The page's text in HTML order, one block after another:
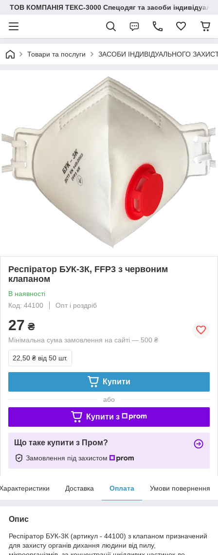
ТОВ КОМПАНІЯ ТЕКС-3000 Спецодяг та засоби
Товари та послуги ЗАСОБИ ІНДИВІДУАЛЬНОГО
Респіратор БУК-3К, FFP3 з червоним
клапаном
В наявності
Код: 44100
Опт і роздріб
27 ₴
Мінімальна сума замовлення на сайті — 500 ₴
22,50 ₴ від 50 шт.
Купити
або
Купити з
Що таке купити з Пром?
Замовлення під захистом
Доставка Оплата Умови повернення
Опис
Респіратор БУК-3К (артикул - 44100) з клапаном призначений
для захисту органів дихання людини від пилу,